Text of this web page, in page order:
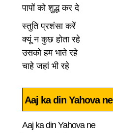
पापों को शुद्ध कर दे
स्तुति प्रशंसा करें
क्यूं न कुछ होता रहे
उसको हम भाते रहे
चाहे जहां भी रहे
Aaj ka din Yahova ne
Aaj ka din Yahova ne